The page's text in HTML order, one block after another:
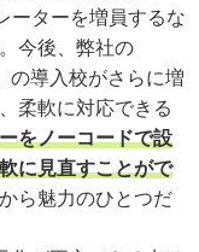
ーターを増員するな
今後、弊社の
の導入校がさらに増
柔軟に対応できる
をノーコードで設
に見直すことがで
ら魅力のひとつだ